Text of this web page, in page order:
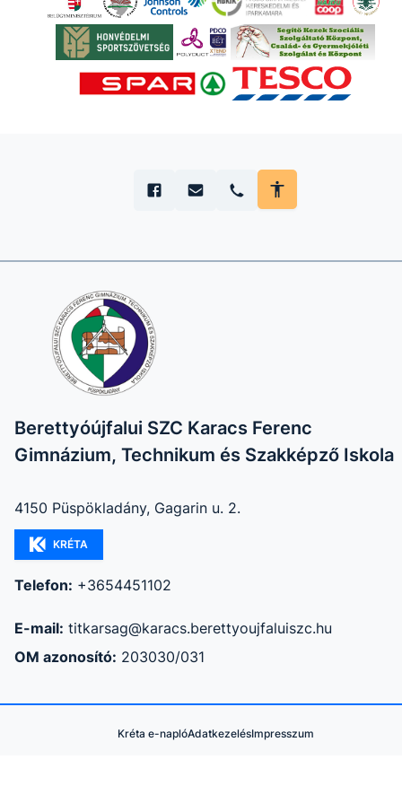
Berettyóújfalui SZC Karacs Ferenc
Gimnázium, Technikum és Szakképző Iskola
4150 Püspökladány, Gagarin u. 2.
KRÉTA
Telefon: +3654451102
E-mail: titkarsag@karacs.berettyoujfaluiszc.hu
OM azonosító: 203030/031
Kréta e-naplóAdatkezelésImpresszum